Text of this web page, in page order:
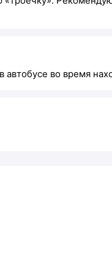
автобусе во время